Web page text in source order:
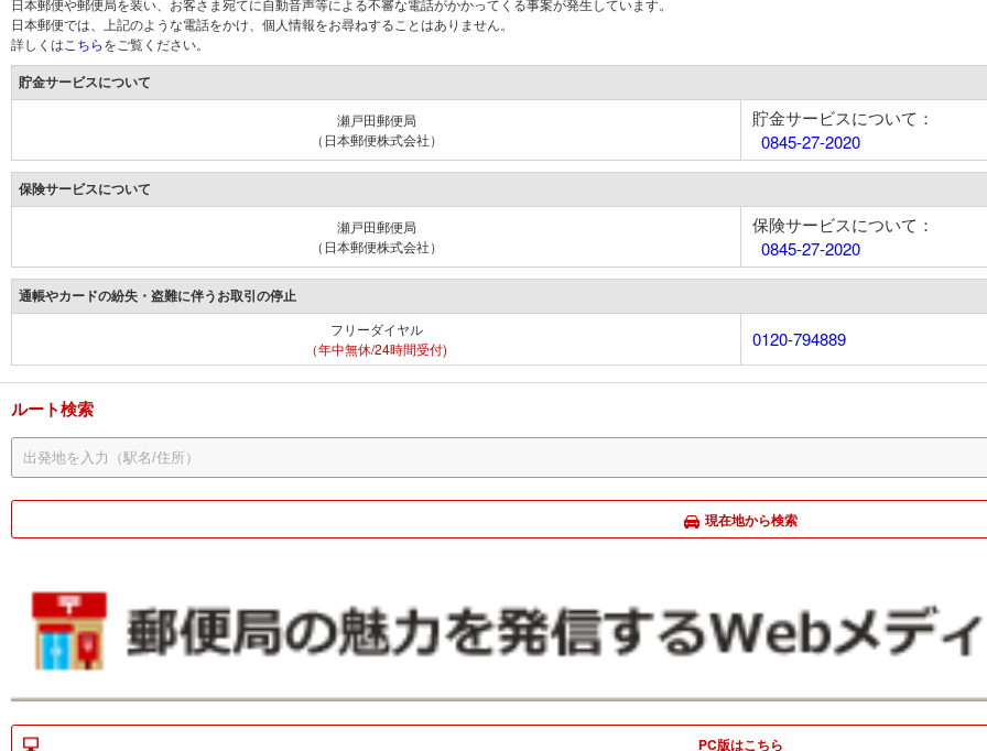
日本郵便や郵便局を装い、お客さま宛てに自動音声等による不審な電話がかかってくる事案が発生しています。
日本郵便では、上記のような電話をかけ、個人情報をお尋ねすることはありません。
詳しくは こちらをご覧ください。
貯金サービスについて
瀬戸田郵便局
（日本郵便株式会社）
貯金サービスについて：
0845-27-2020
保険サービスについて
瀬戸田郵便局
（日本郵便株式会社）
保険サービスについて：
0845-27-2020
通帳やカードの紛失・盗難に伴うお取引の停止
フリーダイヤル
（年中無休/24時間受付)
0120-794889
ルート検索
現在地から検索
PC版はこちら